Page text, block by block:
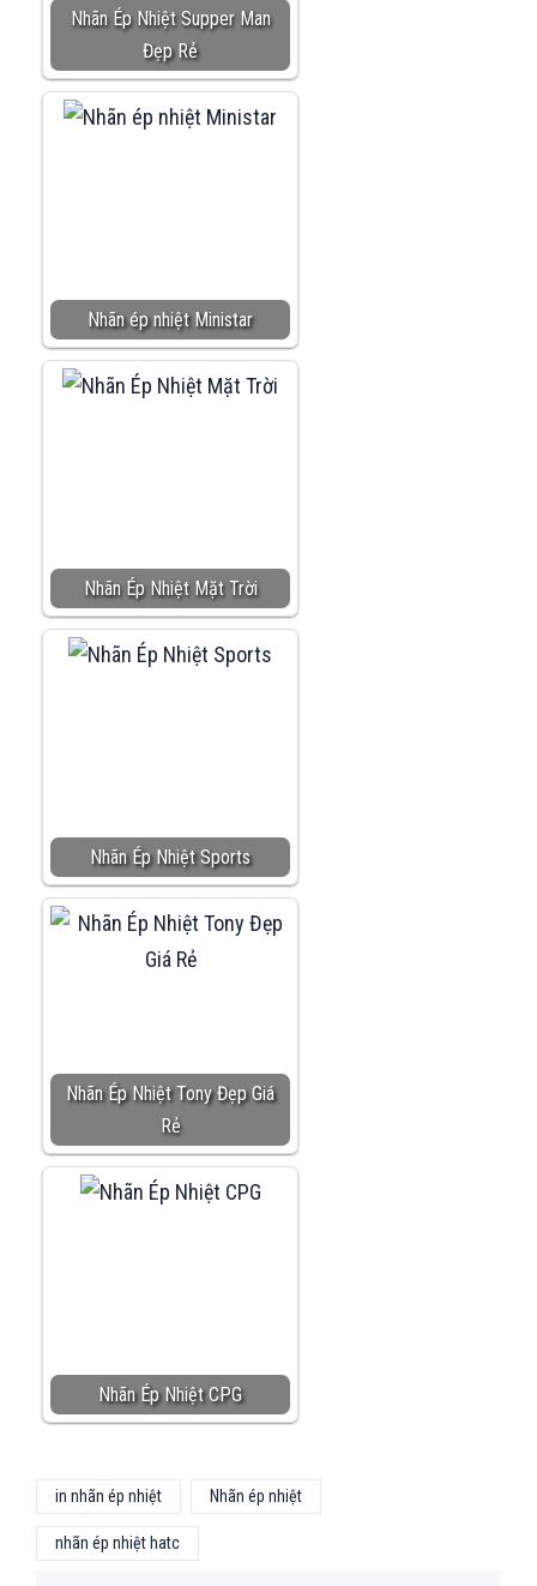
Nhãn Ép Nhiệt Supper Man
Đẹp Rẻ
Nhãn ép nhiệt Ministar
Nhãn Ép Nhiệt Mặt Trời
Nhãn Ép Nhiệt Sports
Nhãn Ép Nhiệt Tony Đẹp Giá
Rẻ
Nhãn Ép Nhiệt CPG
in nhãn ép nhiệt Nhãn ép nhiệt
nhãn ép nhiệt hatc